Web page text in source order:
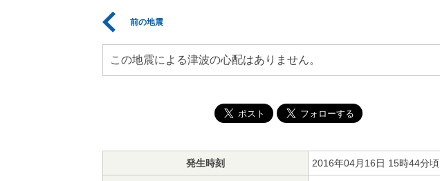
前の地震
この地震による津波の心配はありません。
発生時刻 2016年04月16日 15時44分頃